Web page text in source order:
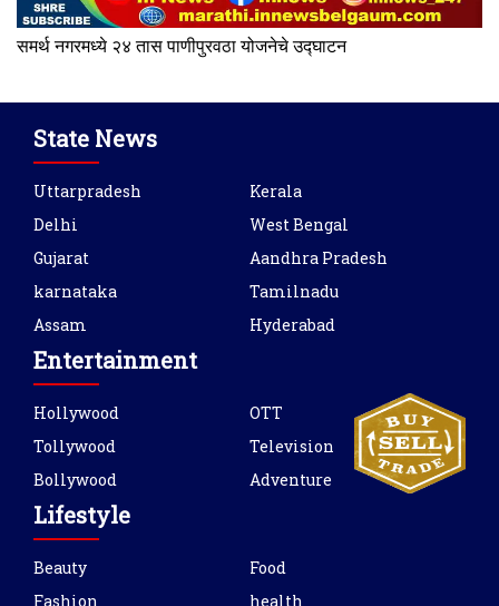
समर्थ नगरमध्ये २४ तास पाणीपुरवठा योजनेचे उद्घाटन
State News
Uttarpradesh
Delhi
Gujarat
karnataka
Assam
Kerala
West Bengal
Aandhra Pradesh
Tamilnadu
Hyderabad
Entertainment
Hollywood
Tollywood
Bollywood
OTT
Television
Adventure
Lifestyle
Beauty
Fashion
Food
health